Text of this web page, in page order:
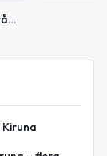
Körkortet är en samhällsfråga – och systemet måste fungera bättre